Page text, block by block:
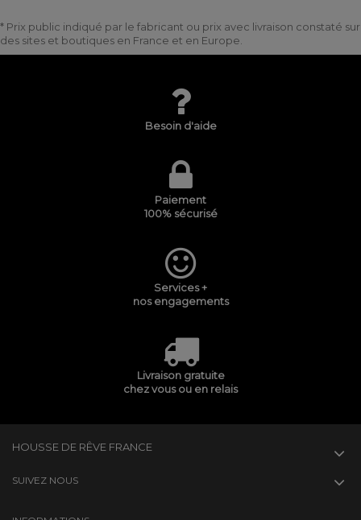
* Prix public indiqué par le fabricant ou prix avec livraison constaté sur
des sites et boutiques en France et en Europe.
Besoin d'aide
Paiement
100% sécurisé
Services +
nos engagements
Livraison gratuite
chez vous ou en relais
HOUSSE DE RÊVE FRANCE
SUIVEZ NOUS